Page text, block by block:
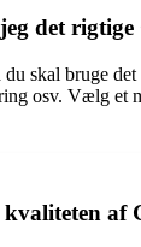
det rigtige
skal bruge
osv. Vælg et
af